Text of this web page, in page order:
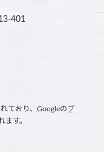
401
ており、Googleのプ
ます。